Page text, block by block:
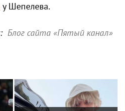
у Шепелева.
Блог сайта «Пятый канал»